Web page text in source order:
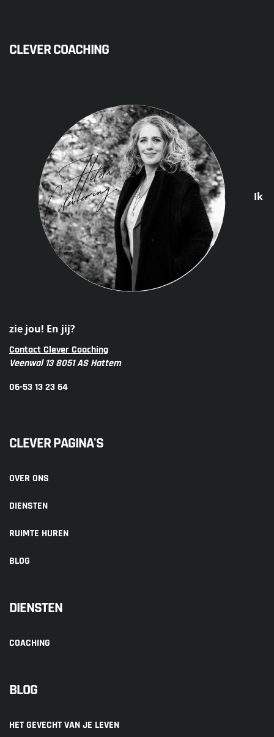
CLEVER COACHING
Ik
zie jou! En jij?
Contact Clever Coaching
Veenwal 13 8051 AS Hattem
06-53 13 23 64
CLEVER PAGINA'S
OVER ONS
DIENSTEN
RUIMTE HUREN
BLOG
DIENSTEN
COACHING
BLOG
HET GEVECHT VAN JE LEVEN